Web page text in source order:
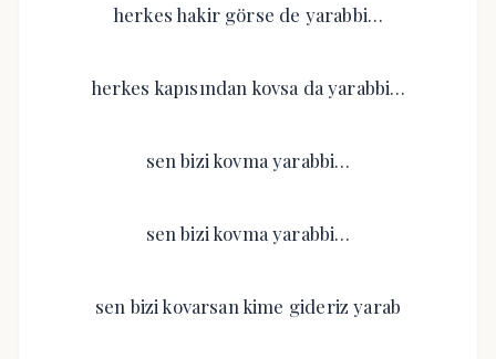
herkes hakir görse de yarabbi…
herkes kapısından kovsa da yarabbi…
sen bizi kovma yarabbi…
sen bizi kovma yarabbi…
sen bizi kovarsan kime gideriz yarab